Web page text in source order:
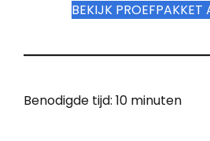
BEKIJK PROEFPAKKET
Benodigde tijd: 10 minuten